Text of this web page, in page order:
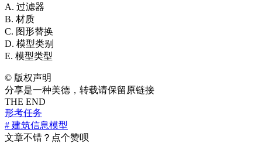
A. 过滤器
B. 材质
C. 图形替换
D. 模型类别
E. 模型类型
© 版权声明
分享是一种美德，转载请保留原链接
THE END
形考任务
# 建筑信息模型
文章不错？点个赞呗